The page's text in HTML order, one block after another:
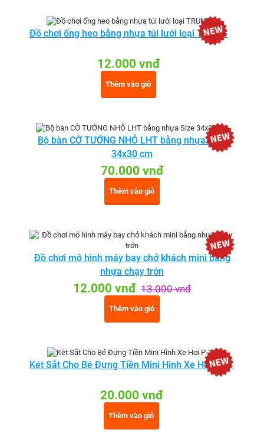
Đồ chơi ống heo bằng nhựa túi lưới loại TRUNG
12.000 vnđ
Thêm vào giỏ
Bộ bàn CỜ TƯỚNG NHỎ LHT bằng nhựa Size
34x30 cm
70.000 vnđ
Thêm vào giỏ
Đồ chơi mô hình máy bay chở khách mini bằng
nhựa chạy trớn
12.000 vnđ 13.000 vnđ
Thêm vào giỏ
Két Sắt Cho Bé Đựng Tiền Mini Hình Xe Hơi P-17
20.000 vnđ
Thêm vào giỏ